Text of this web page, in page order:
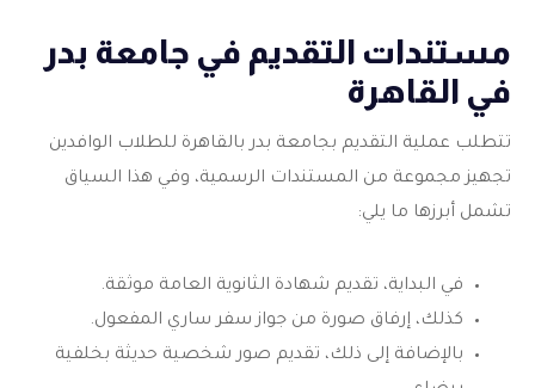
مستندات التقديم في جامعة بدر
في القاهرة
تتطلب عملية التقديم بجامعة بدر بالقاهرة للطلاب الوافدين
تجهيز مجموعة من المستندات الرسمية، وفي هذا السياق
تشمل أبرزها ما يلي:
في البداية، تقديم شهادة الثانوية العامة موثقة.
كذلك، إرفاق صورة من جواز سفر ساري المفعول.
بالإضافة إلى ذلك، تقديم صور شخصية حديثة بخلفية